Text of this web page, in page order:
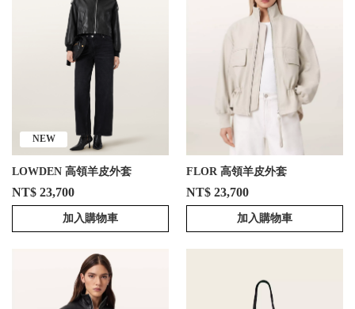
NEW
LOWDEN 高領羊皮外套
NT$ 23,700
加入購物車
FLOR 高領羊皮外套
NT$ 23,700
加入購物車